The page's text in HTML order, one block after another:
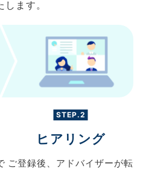
ます。
STEP.2
ヒアリング
ご登録後、 アドバイザーが転